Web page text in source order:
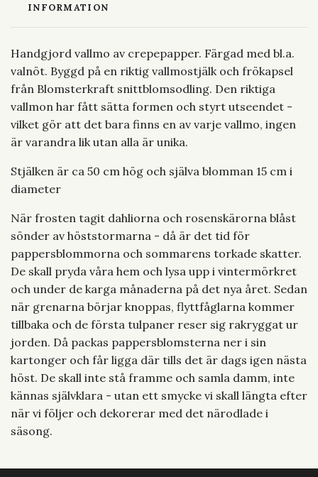
INFORMATION
Handgjord vallmo av crepepapper. Färgad med bl.a.
valnöt. Byggd på en riktig vallmostjälk och frökapsel
från Blomsterkraft snittblomsodling. Den riktiga
vallmon har fått sätta formen och styrt utseendet -
vilket gör att det bara finns en av varje vallmo, ingen
är varandra lik utan alla är unika.
Stjälken är ca 50 cm hög och själva blomman 15 cm i
diameter
När frosten tagit dahliorna och rosenskärorna blåst
sönder av höststormarna - då är det tid för
pappersblommorna och sommarens torkade skatter.
De skall pryda våra hem och lysa upp i vintermörkret
och under de karga månaderna på det nya året. Sedan
när grenarna börjar knoppas, flyttfåglarna kommer
tillbaka och de första tulpaner reser sig rakryggat ur
jorden. Då packas pappersblomsterna ner i sin
kartonger och får ligga där tills det är dags igen nästa
höst. De skall inte stå framme och samla damm, inte
kännas självklara - utan ett smycke vi skall längta efter
när vi följer och dekorerar med det närodlade i
säsong.